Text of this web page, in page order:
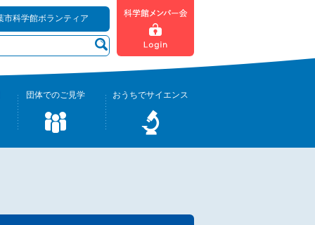
市科学館ボランティア
団体でのご見学 おうちでサイエンス